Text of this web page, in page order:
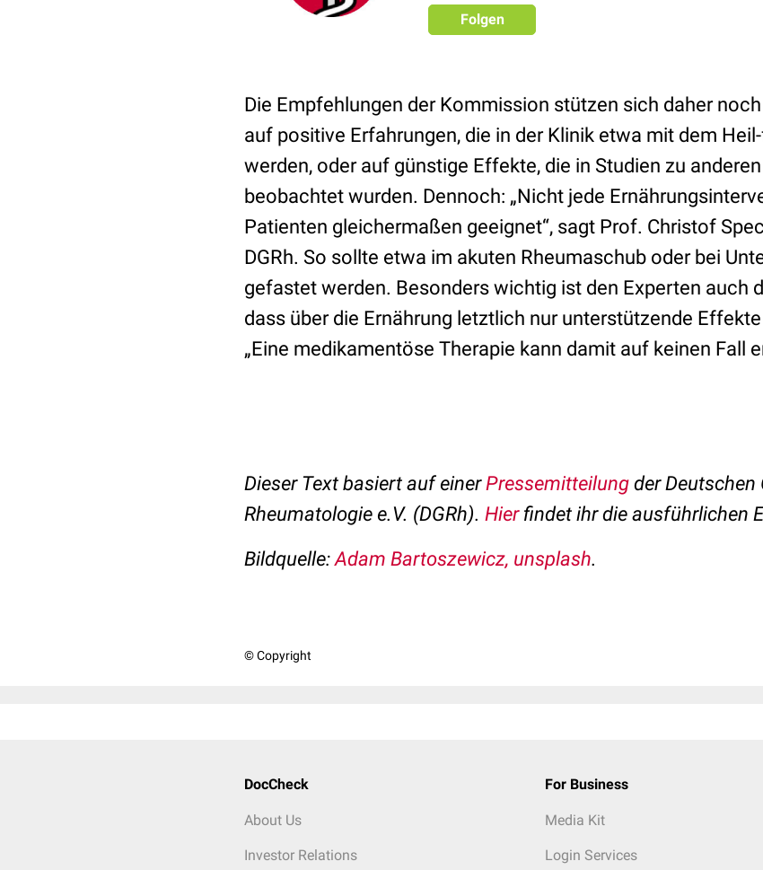
Folgen
Die Empfehlungen der Kommission stützen sich daher
auf positive Erfahrungen, die in der Klinik etwa mit dem
werden, oder auf günstige Effekte, die in Studien zu
beobachtet wurden. Dennoch: „Nicht jede
Patienten gleichermaßen geeignet“, sagt Prof. Christof
DGRh. So sollte etwa im akuten Rheumaschub oder bei
gefastet werden. Besonders wichtig ist den Experten auch
dass über die Ernährung letztlich nur unterstützende
„Eine medikamentöse Therapie kann damit auf keinen Fall
Dieser Text basiert auf einerPressemitteilung der
Rheumatologie e.V. (DGRh). Hierfindet ihr die ausführlichen
Bildquelle:Adam Bartoszewicz, unsplash.
© Copyright
DocCheck
About Us
Investor Relations
For Business
Media Kit
Login Services